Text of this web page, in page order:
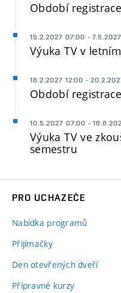
Období
15.2.2027 07:00 -
Výuka TV v
18.2.2027 12:00 -
Období
10.5.2027 07:00 -
Výuka TV ve
semestru
PRO UCHAZEČE
Nabídka programů
Přijímačky
Den otevřených dveří
Přípravné kurzy